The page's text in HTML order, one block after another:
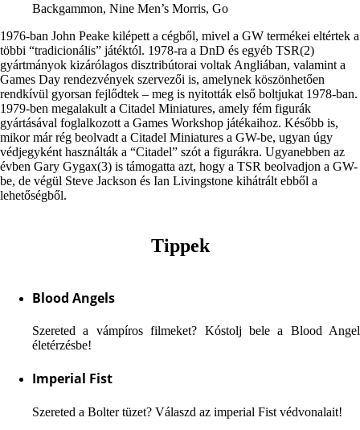
Backgammon, Nine Men’s Morris, Go
1976-ban John Peake kilépett a cégből, mivel a GW termékei eltértek a
többi “tradicionális” játéktól. 1978-ra a DnD és egyéb TSR(2)
gyártmányok kizárólagos disztribútorai voltak Angliában, valamint a
Games Day rendezvények szervezői is, amelynek köszönhetően
rendkívül gyorsan fejlődtek – meg is nyitották első boltjukat 1978-ban.
1979-ben megalakult a Citadel Miniatures, amely fém figurák
gyártásával foglalkozott a Games Workshop játékaihoz. Később is,
mikor már rég beolvadt a Citadel Miniatures a GW-be, ugyan úgy
védjegyként használták a “Citadel” szót a figurákra. Ugyanebben az
évben Gary Gygax(3) is támogatta azt, hogy a TSR beolvadjon a GW-
be, de végül Steve Jackson és Ian Livingstone kihátrált ebből a
lehetőségből.
Tippek
Blood Angels
Szereted a vámpíros filmeket? Kóstolj bele a Blood Angel
életérzésbe!
Imperial Fist
Szereted a Bolter tüzet? Válaszd az imperial Fist védvonalait!